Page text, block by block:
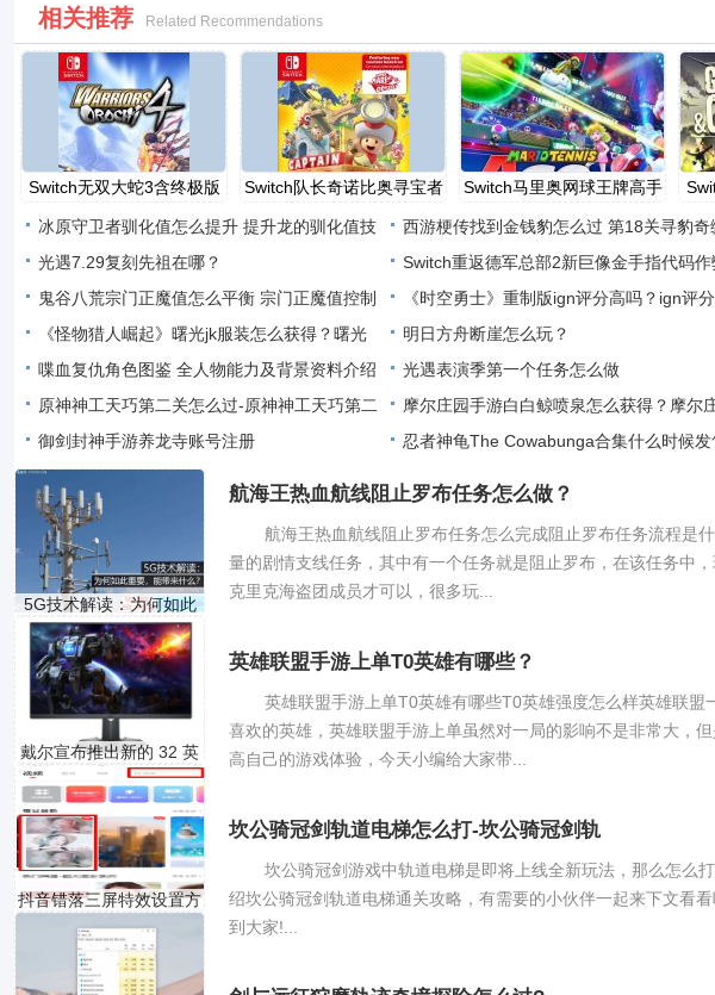
相关推荐 Related Recommendations
Switch无双大蛇3含终极版
金
Switch队长奇诺比奥寻宝者 Switch马里奥网球王牌高手
冰原守卫者驯化值怎么提升 提升龙的驯化值技
巧
西游梗传找到金钱豹怎么过 第18关寻豹奇
关
光遇7.29复刻先祖在哪？
Switch重返德军总部2新巨像金手指代码作
码大全（中
鬼谷八荒宗门正魔值怎么平衡 宗门正魔值控制
平
《时空勇士》重制版ign评分高吗？ign评
评价
《怪物猎人崛起》曙光jk服装怎么获得？曙光
dl
明日方舟断崖怎么玩？
喋血复仇角色图鉴 全人物能力及背景资料介绍
光遇表演季第一个任务怎么做
原神神工天巧第二关怎么过-原神神工天巧第二
关过关
摩尔庄园手游白白鲸喷泉怎么获得？摩尔
手游白
御剑封神手游养龙寺账号注册
忍者神龟The Cowabunga合集什么时候发
5G技术解读：为何如此
重要
戴尔宣布推出新的 32 英
寸
抖音错落三屏特效设置方
航海王热血航线阻止罗布任务怎么做？
航海王热血航线阻止罗布任务怎么完成阻止罗布任务流程是
量的剧情支线任务，其中有一个任务就是阻止罗布，在该任务中
克里克海盗团成员才可以，很多玩...
英雄联盟手游上单T0英雄有哪些？
英雄联盟手游上单T0英雄有哪些T0英雄强度怎么样英雄联盟
喜欢的英雄，英雄联盟手游上单虽然对一局的影响不是非常大，
高自己的游戏体验，今天小编给大家带...
坎公骑冠剑轨道电梯怎么打-坎公骑冠剑轨
坎公骑冠剑游戏中轨道电梯是即将上线全新玩法，那么怎么
绍坎公骑冠剑轨道电梯通关攻略，有需要的小伙伴一起来下文看
到大家!...